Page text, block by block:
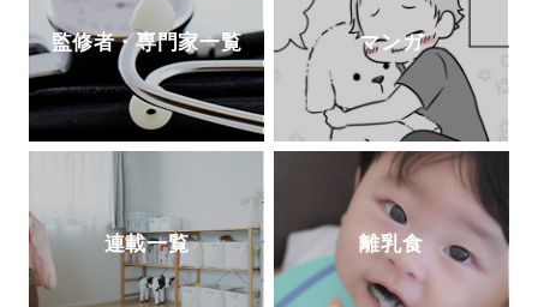
監修者・専門家一覧 マンガ
連載一覧 離乳食